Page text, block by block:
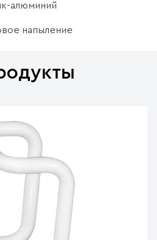
алюминий
напыление